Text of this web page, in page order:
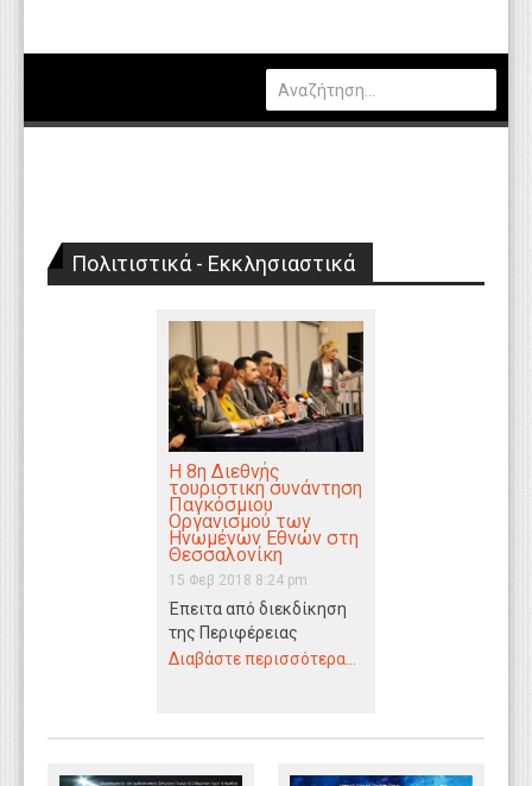
Πολιτιστικά - Εκκλησιαστικά
Η 8η Διεθνής
τουριστική συνάντηση
Παγκόσμιου
Οργανισμού των
Ηνωμένων Εθνών στη
Θεσσαλονίκη
15 Φεβ 2018 8:24 pm
Έπειτα από διεκδίκηση
της Περιφέρειας
Κεντρικής Μακεδονίας
Θεσσαλονίκης και του…
Διαβάστε περισσότερα...
Καιρός
Τεχνολογία
Βιβλιοθήκη Απόψεων
Κυτίο Παραπόνων Πολιτών